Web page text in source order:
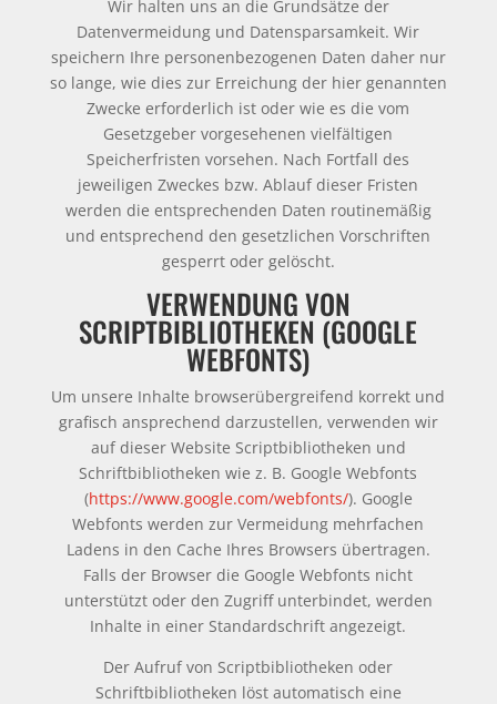
Wir halten uns an die Grundsätze der
Datenvermeidung und Datensparsamkeit. Wir
speichern Ihre personenbezogenen Daten daher nur
so lange, wie dies zur Erreichung der hier genannten
Zwecke erforderlich ist oder wie es die vom
Gesetzgeber vorgesehenen vielfältigen
Speicherfristen vorsehen. Nach Fortfall des
jeweiligen Zweckes bzw. Ablauf dieser Fristen
werden die entsprechenden Daten routinemäßig
und entsprechend den gesetzlichen Vorschriften
gesperrt oder gelöscht.
VERWENDUNG VON
SCRIPTBIBLIOTHEKEN (GOOGLE
WEBFONTS)
Um unsere Inhalte browserübergreifend korrekt und
grafisch ansprechend darzustellen, verwenden wir
auf dieser Website Scriptbibliotheken und
Schriftbibliotheken wie z. B. Google Webfonts
(https://www.google.com/webfonts/). Google
Webfonts werden zur Vermeidung mehrfachen
Ladens in den Cache Ihres Browsers übertragen.
Falls der Browser die Google Webfonts nicht
unterstützt oder den Zugriff unterbindet, werden
Inhalte in einer Standardschrift angezeigt.
Der Aufruf von Scriptbibliotheken oder
Schriftbibliotheken löst automatisch eine